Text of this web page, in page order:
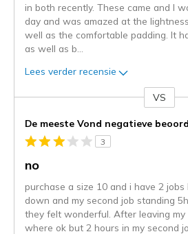
in both recently. These came and I
day and was amazed at the
well as the comfortable padding. It
as well as b
Lees verder recensie
content
wordt
momenteel
gemigreerd
de
niejee
page_id.
VS
De meeste Vond negatieve
3
no
purchase a size 10 and i have 2
down and my second job standing
they felt wonderful. After leaving my
where ok but 2 hours in my second